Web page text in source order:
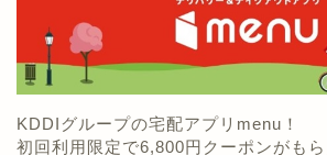
KDDIグループの宅配アプリmenu！
初回利用限定で6,800円クーポンがもら